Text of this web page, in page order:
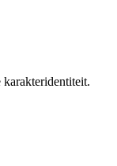
karakteridentiteit.